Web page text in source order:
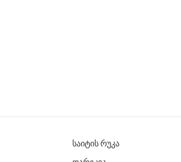
საიტის რუკა